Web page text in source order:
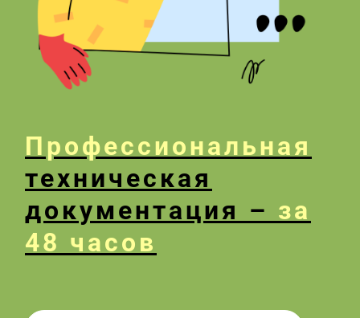
Профессиональная
техническая
документация – за
48 часов